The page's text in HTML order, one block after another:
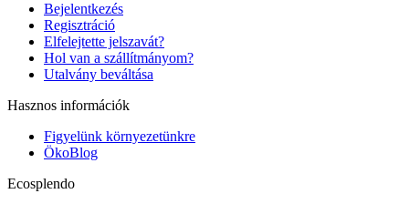
Bejelentkezés
Regisztráció
Elfelejtette jelszavát?
Hol van a szállítmányom?
Utalvány beváltása
Hasznos információk
Figyelünk környezetünkre
ÖkoBlog
Ecosplendo